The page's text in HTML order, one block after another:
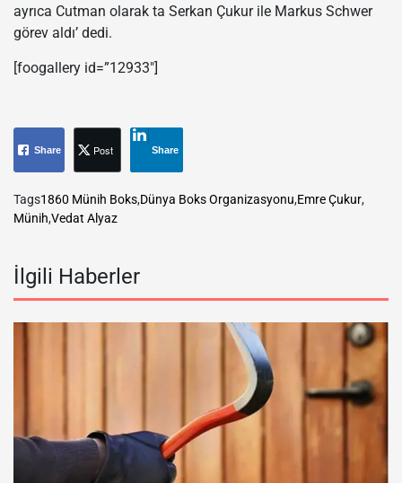
ayrıca Cutman olarak ta Serkan Çukur ile Markus Schwer
görev aldı’ dedi.
[foogallery id=”12933″]
Share Post Share
Tags1860 Münih Boks,Dünya Boks Organizasyonu,Emre Çukur,
Münih,Vedat Alyaz
İlgili Haberler